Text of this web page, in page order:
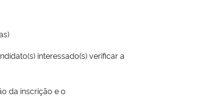
interessado(s) verificar a
da inscrição e o